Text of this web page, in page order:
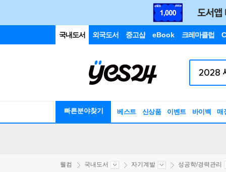
국내도서 외국도서 중고샵 eBook 크레마클럽
빠른분야찾기 베스트 신상품 이벤트 바이백 매
웰컴 국내도서 자기계발 성공학/경력관리